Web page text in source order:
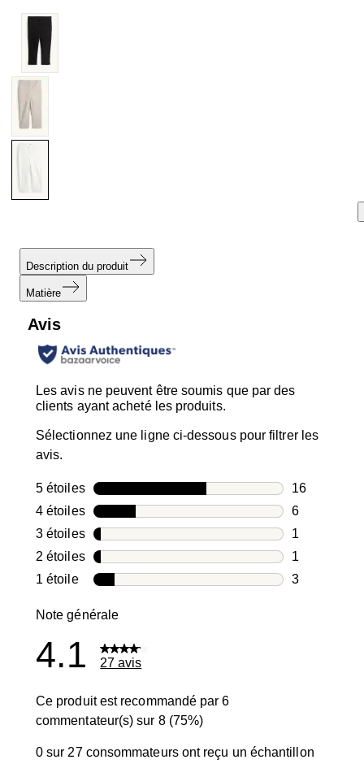
Description du produit
Matière
Avis
Les avis ne peuvent être soumis que par des
clients ayant acheté les produits.
Sélectionnez une ligne ci-dessous pour filtrer les
avis.
5 étoilesétoiles
16
16 avis
4 étoilesétoiles
6
6 avis avec
3 étoilesétoiles
1
1 avis avec
2 étoilesétoiles
1
1 avis avec
1 étoileétoiles
3
Note générale
4.1 27 avis
Ce produit est recommandé par 6
commentateur(s) sur 8 (75%)
0 sur 27 consommateurs ont reçu un échantillon